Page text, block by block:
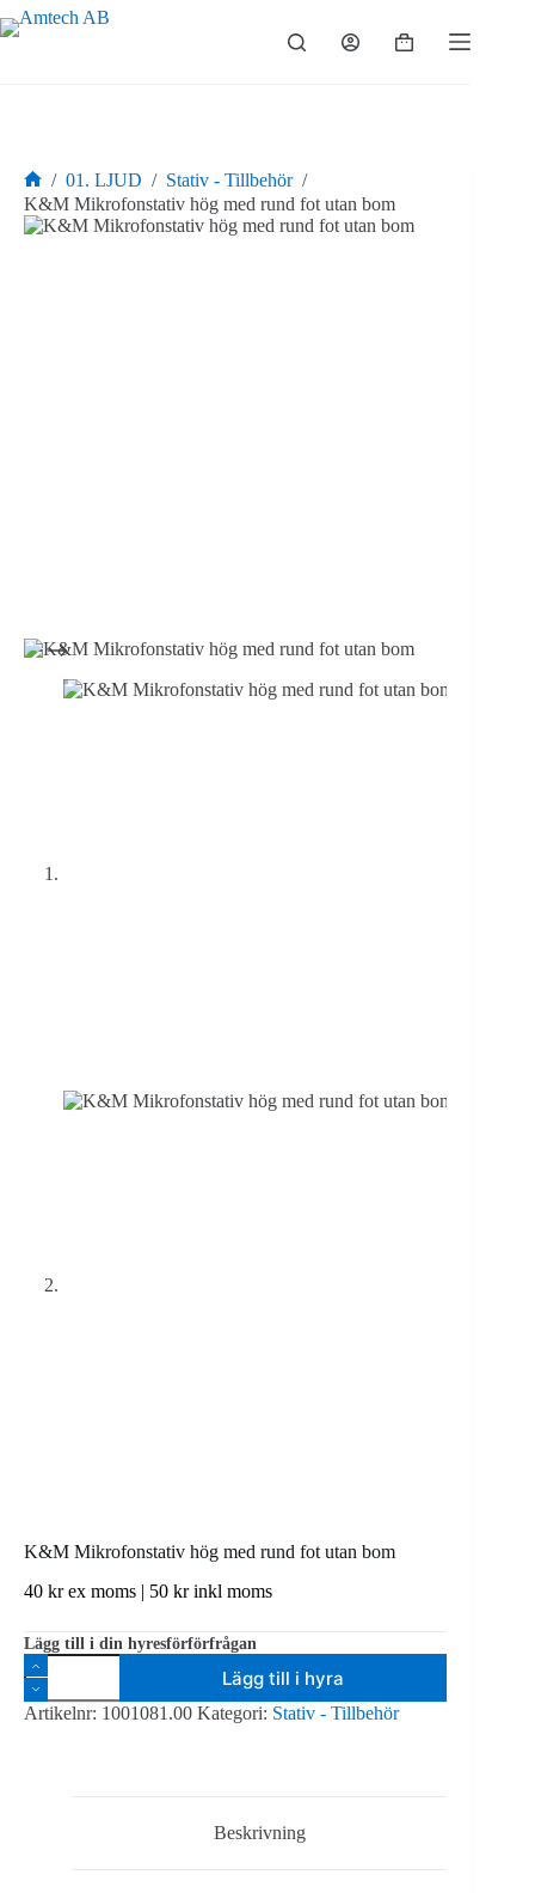
Hoppa
till
Varukorg
Hem
/ 01. LJUD / Stativ - Tillbehör /
K&M Mikrofonstativ hög med rund fot utan bom
K&M Mikrofonstativ hög med rund fot utan bom
40 krex moms | 50 krinkl moms
Lägg till i din hyresförförfrågan
K&M
Mikrofonstativ
hög
med
Lägg till i hyra
Artikelnr: 1001081.00 Kategori: Stativ - Tillbehör
Beskrivning